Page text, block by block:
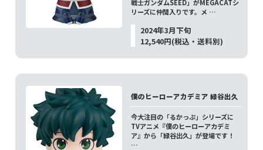
戦士ガンダムSEED」がMEGACATシ
リーズに仲間入りです。メ …
2024年3月下旬
12,540円(税込・送料別)
僕のヒーローアカデミア 緑谷出久
今大注目の「るかっぷ」シリーズに
TVアニメ『僕のヒーローアカデミ
ア』から「緑谷出久」が登場です！
…